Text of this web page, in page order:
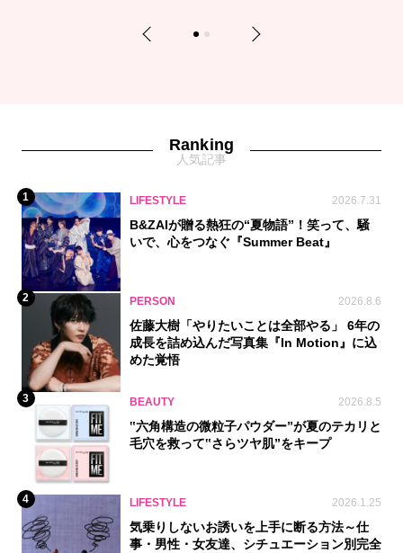
Previous 1 2 Next
Ranking
人気記事
1 LIFESTYLE 2026.7.31
B&ZAIが贈る熱狂の“夏物語”！笑って、騒
いで、心をつなぐ『Summer Beat』
2 PERSON 2026.8.6
佐藤大樹「やりたいことは全部やる」 6年の
成長を詰め込んだ写真集『In Motion』に込
めた覚悟
3 BEAUTY 2026.8.5
‟六角構造の微粒子パウダー”が夏のテカリと
毛穴を救って‟さらツヤ肌”をキープ
4 LIFESTYLE 2026.1.25
気乗りしないお誘いを上手に断る方法～仕
事・男性・女友達、シチュエーション別完全